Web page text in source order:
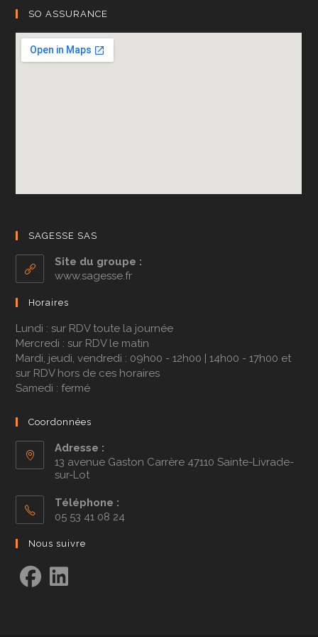
SO ASSURANCE
SAGESSE SAS
Site du groupe :
www.sagesse.fr
Horaires
Lundi : sur RDV toute la journée
Mercredi : sur RDV le matin
Mardi, jeudi, vendredi : 09h00 - 12h00 | 14h00 - 17h00 et
sur RDV hors de ces horaires
Samedi : fermé
Coordonnées
Adresse :
13 avenue Gaston Carrère 47110 Sainte-Livrade-
sur-Lot
Téléphone :
05 53 41 08 24
Nous suivre